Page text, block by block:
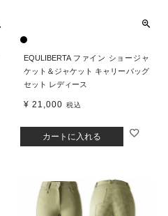
EQULIBERTA ファイン ショージャ
ケット＆ジャケット キャリーバッグ
セット レディース
¥ 21,000 税込
カートに入れる